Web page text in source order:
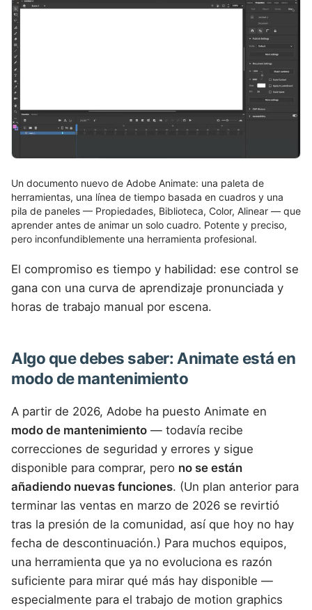
Un documento nuevo de Adobe Animate: una paleta de
herramientas, una línea de tiempo basada en cuadros y una
pila de paneles — Propiedades, Biblioteca, Color, Alinear — que
aprender antes de animar un solo cuadro. Potente y preciso,
pero inconfundiblemente una herramienta profesional.
El compromiso es tiempo y habilidad: ese control se
gana con una curva de aprendizaje pronunciada y
horas de trabajo manual por escena.
Algo que debes saber: Animate está en
modo de mantenimiento
A partir de 2026, Adobe ha puesto Animate en
modo de mantenimiento — todavía recibe
correcciones de seguridad y errores y sigue
disponible para comprar, pero no se están
añadiendo nuevas funciones. (Un plan anterior para
terminar las ventas en marzo de 2026 se revirtió
tras la presión de la comunidad, así que hoy no hay
fecha de descontinuación.) Para muchos equipos,
una herramienta que ya no evoluciona es razón
suficiente para mirar qué más hay disponible —
especialmente para el trabajo de motion graphics